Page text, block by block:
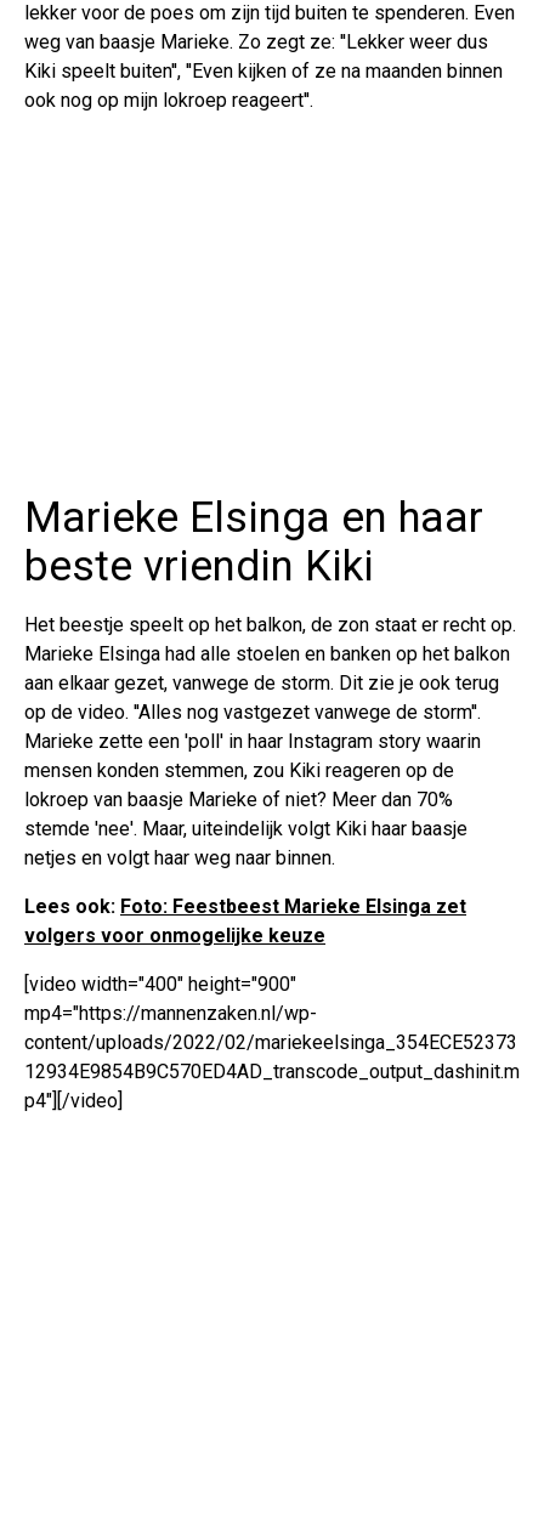
lekker voor de poes om zijn tijd buiten te spenderen. Even
weg van baasje Marieke. Zo zegt ze: ''Lekker weer dus
Kiki speelt buiten'', ''Even kijken of ze na maanden binnen
ook nog op mijn lokroep reageert''.
Marieke Elsinga en haar
beste vriendin Kiki
Het beestje speelt op het balkon, de zon staat er recht op.
Marieke Elsinga had alle stoelen en banken op het balkon
aan elkaar gezet, vanwege de storm. Dit zie je ook terug
op de video. ''Alles nog vastgezet vanwege de storm''.
Marieke zette een 'poll' in haar Instagram story waarin
mensen konden stemmen, zou Kiki reageren op de
lokroep van baasje Marieke of niet? Meer dan 70%
stemde 'nee'. Maar, uiteindelijk volgt Kiki haar baasje
netjes en volgt haar weg naar binnen.
Lees ook: Foto: Feestbeest Marieke Elsinga zet
volgers voor onmogelijke keuze
[video width="400" height="900"
mp4="https://mannenzaken.nl/wp-
content/uploads/2022/02/mariekeelsinga_354ECE52373
12934E9854B9C570ED4AD_transcode_output_dashinit.m
p4"][/video]